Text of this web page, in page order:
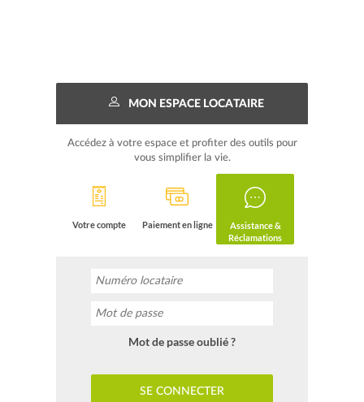
MON ESPACE LOCATAIRE
Accédez à votre espace et profiter des outils pour
vous simplifier la vie.
Votre compte Paiement en ligne
Assistance &
Réclamations
Mot de passe oublié ?